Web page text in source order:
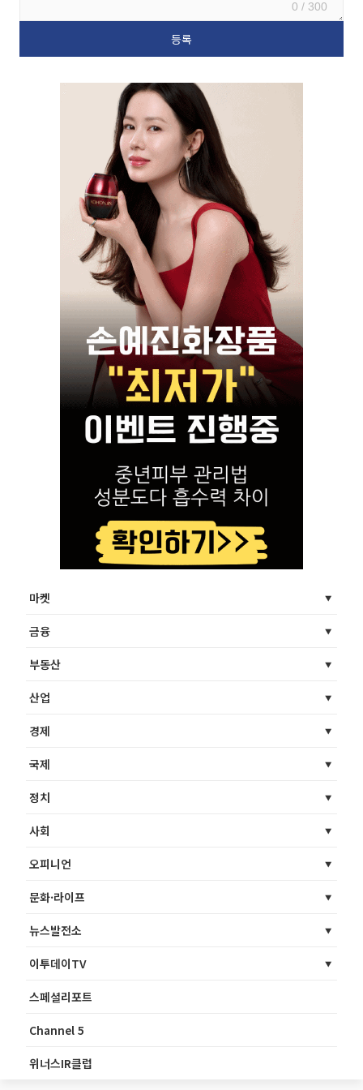
0 / 300
마켓
금융
부동산
산업
경제
국제
정치
사회
오피니언
문화·라이프
뉴스발전소
이투데이TV
스페셜리포트
Channel 5
위너스IR클럽